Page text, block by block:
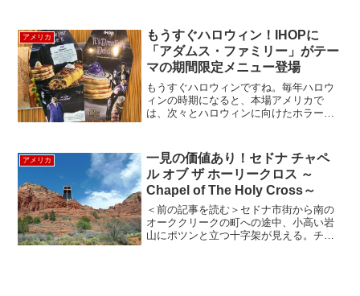
化していますよね。ルックアメリカンツ
アーでもニューヨーク...
アメリカ
もうすぐハロウィン！IHOPに
「アダムス・ファミリー」がテー
マの期間限定メニュー登場
もうすぐハロウィンですね。毎年ハロウ
ィンの時期になると、本場アメリカで
は、次々とハロウィンに向けたホラー映
ホラーコメディ「The Addams
Family（アダムス・...
アメリカ
一見の価値あり！セドナ チャペ
ル オブ ザ ホーリークロス ～
Chapel of The Holy Cross～
＜前の記事を読む＞セドナ市街から南の
オーククリークの町への途中、小高い岩
山にポツンと立つ十字架が見える。チャ